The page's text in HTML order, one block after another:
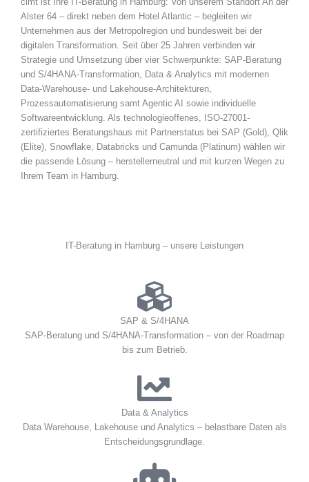
Alster 64 – direkt neben dem Hotel Atlantic – begleiten wir
Unternehmen aus der Metropolregion und bundesweit bei der
digitalen Transformation. Seit über 25 Jahren verbinden wir
Strategie und Umsetzung über vier Schwerpunkte: SAP-Beratung
und S/4HANA-Transformation, Data & Analytics mit modernen
Data-Warehouse- und Lakehouse-Architekturen,
Prozessautomatisierung samt Agentic AI sowie individuelle
Softwareentwicklung. Als technologieoffenes, ISO-27001-
zertifiziertes Beratungshaus mit Partnerstatus bei SAP (Gold), Qlik
(Elite), Snowflake, Databricks und Camunda (Platinum) wählen wir
die passende Lösung – herstellerneutral und mit kurzen Wegen zu
Ihrem Team in Hamburg.
IT-Beratung in Hamburg – unsere Leistungen
SAP & S/4HANA
SAP-Beratung und S/4HANA-Transformation – von der Roadmap
bis zum Betrieb.
Data & Analytics
Data Warehouse, Lakehouse und Analytics – belastbare Daten als
Entscheidungsgrundlage.